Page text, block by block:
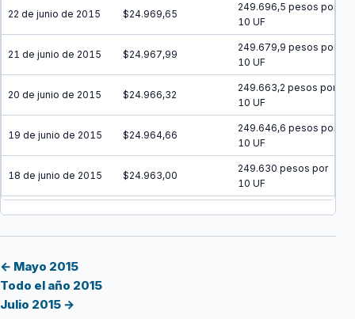
22 de junio de 2015 $24.969,65
249.696,5 pesos por
10 UF
21 de junio de 2015 $24.967,99
249.679,9 pesos por
10 UF
20 de junio de 2015 $24.966,32
249.663,2 pesos por
10 UF
19 de junio de 2015 $24.964,66
249.646,6 pesos por
10 UF
18 de junio de 2015 $24.963,00
249.630 pesos por
10 UF
17 de junio de 2015 $24.961,34
15 de junio de 2015
← Mayo 2015
Todo el año 2015
Julio 2015 →